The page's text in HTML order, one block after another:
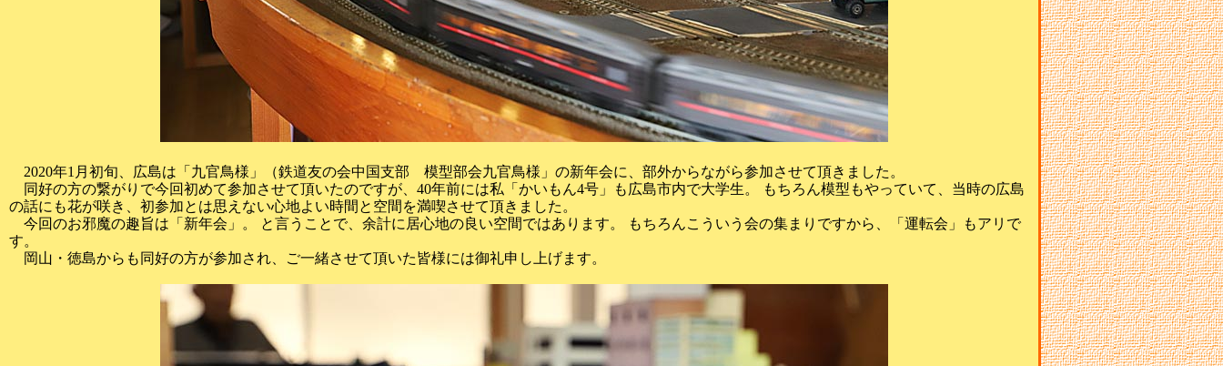
2020年1月初旬、広島は「九官鳥様」（鉄道友の会中国支部 模型部会九官鳥様」の新年会に、部外からながら参加させて頂きました。
同好の方の繋がりで今回初めて参加させて頂いたのですが、40年前には私「かいもん4号」も広島市内で大学生。 もちろん模型もやっていて、当時の広島
の話にも花が咲き、初参加とは思えない心地よい時間と空間を満喫させて頂きました。
今回のお邪魔の趣旨は「新年会」。 と言うことで、余計に居心地の良い空間ではあります。 もちろんこういう会の集まりですから、「運転会」もアリで
す。
岡山・徳島からも同好の方が参加され、ご一緒させて頂いた皆様には御礼申し上げます。